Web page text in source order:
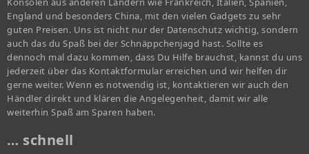
England und besonders China, mit den vielen Gadgets zu sehr
guten Preisen. Uns ist nicht nur der Datenschutz wichtig, sondern
auch das du Spaß bei der Schnäppchenjagd hast. Sollte es
dennoch mal dazu kommen, dass Du Hilfe brauchst, kannst du uns
jederzeit über das Kontaktformular erreichen und wir helfen dir
gerne weiter. Wenn es notwendig ist, kontaktieren wir auch den
Händler direkt und klären die Angelegenheit, damit wir alle
weiterhin Spaß am Sparen haben.
… schnell